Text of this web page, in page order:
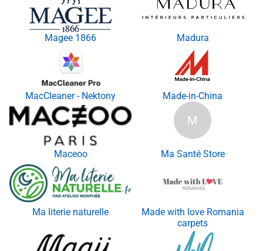
Magee 1866 Madura
MacCleaner - Nektony Made-in-China
Maceoo
M
Ma Santé Store
Ma literie naturelle
Made with love Romania
carpets